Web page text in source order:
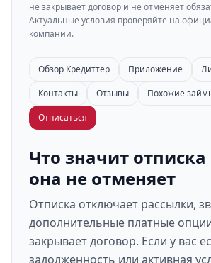
не закрывает договор и не отменяет
Актуальные условия проверяйте на
компании.
Обзор Кредиттер Приложение
Контакты
Отзывы
Похожие
Отписаться
Что значит отписка
она не отменяет
Отписка отключает рассылки,
дополнительные платные
закрывает договор. Если у вас
задолженность или активная